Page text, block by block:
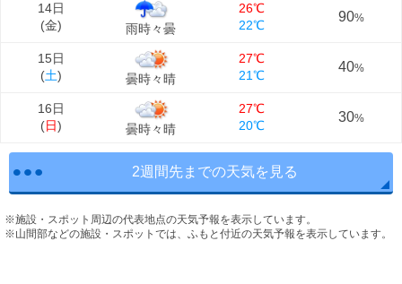
14日
(金) 雨時々曇
26℃
22℃
90%
15日
(土) 曇時々晴
27℃
21℃
40%
16日
(日) 曇時々晴
27℃
20℃
30%
2週間先までの天気を見る
※施設・スポット周辺の代表地点の天気予報を表示しています。
※山間部などの施設・スポットでは、ふもと付近の天気予報を表示しています。